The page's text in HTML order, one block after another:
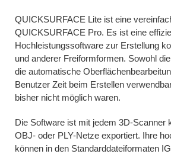
QUICKSURFACE Lite ist eine
QUICKSURFACE Pro. Es ist eine
Hochleistungssoftware zur Erstellung
und anderer Freiformformen. Sowohl
die automatische
Benutzer Zeit beim Erstellen
bisher nicht möglich waren.
Die Software ist mit jedem 3D-Scanner
OBJ- oder PLY-Netze exportiert. Ihre
können in den Standarddateiformaten